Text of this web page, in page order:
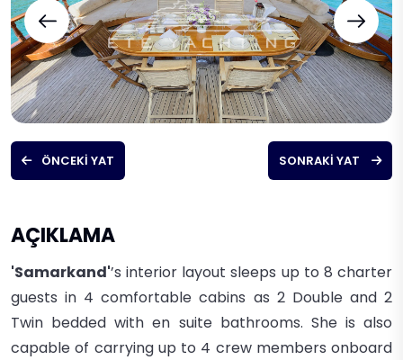
ÖNCEKI YAT SONRAKI YAT
AÇIKLAMA
'Samarkand'’s interior layout sleeps up to 8 charter
guests in 4 comfortable cabins as 2 Double and 2
Twin bedded with en suite bathrooms. She is also
capable of carrying up to 4 crew members onboard